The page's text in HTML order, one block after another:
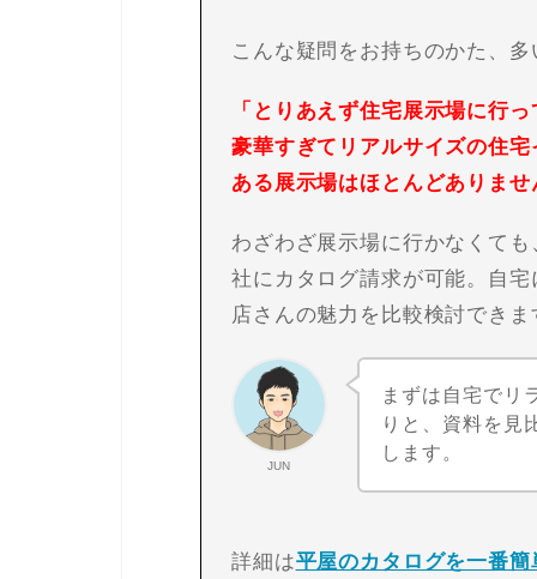
こんな疑問をお持ちのかた、
「とりあえず住宅展示場に行
豪華すぎてリアルサイズの住
ある展示場はほとんどありませ
わざわざ展示場に行かなくて
社にカタログ請求が可能。自
店さんの魅力を比較検討できま
JUN
まずは自宅でリ
りと、資料を見
します。
詳細は平屋のカタログを一番